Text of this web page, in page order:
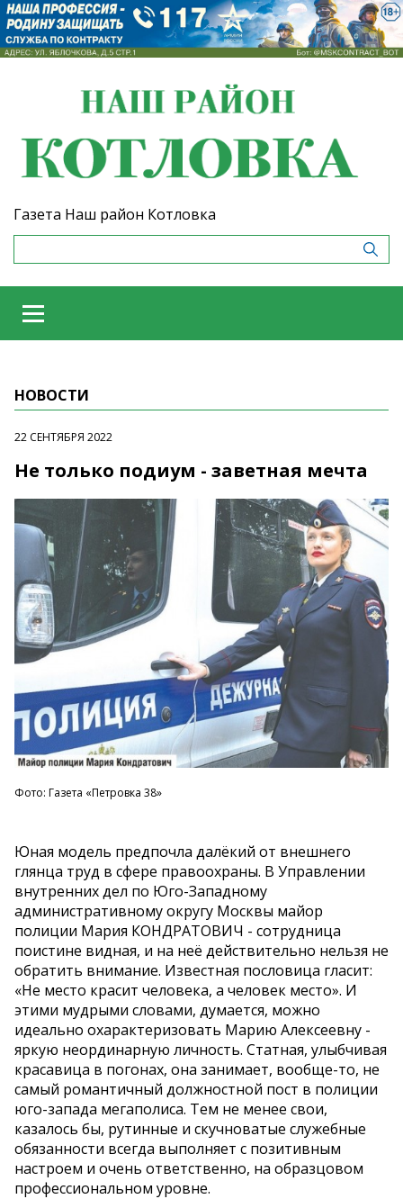
Газета Наш район Котловка
НОВОСТИ
22 СЕНТЯБРЯ 2022
Не только подиум - заветная мечта
Фото: Газета «Петровка 38»
Юная модель предпочла далёкий от внешнего
глянца труд в сфере правоохраны. В Управлении
внутренних дел по Юго-Западному
административному округу Москвы майор
полиции Мария КОНДРАТОВИЧ - сотрудница
поистине видная, и на неё действительно нельзя не
обратить внимание. Известная пословица гласит:
«Не место красит человека, а человек место». И
этими мудрыми словами, думается, можно
идеально охарактеризовать Марию Алексеевну -
яркую неординарную личность. Статная, улыбчивая
красавица в погонах, она занимает, вообще-то, не
самый романтичный должностной пост в полиции
юго-запада мегаполиса. Тем не менее свои,
казалось бы, рутинные и скучноватые служебные
обязанности всегда выполняет с позитивным
настроем и очень ответственно, на образцовом
профессиональном уровне.